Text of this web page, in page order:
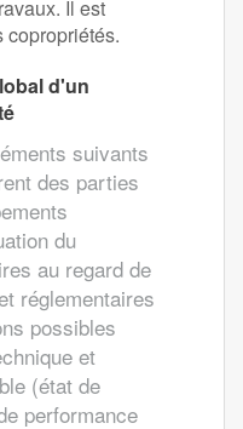
Il est
copropriétés.
d'un
suivants
des parties
du
au regard de
réglementaires
possibles
et
(état de
performance